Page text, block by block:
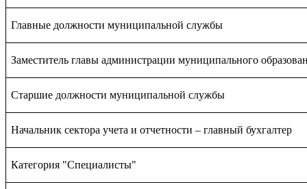
Главные должности муниципальной службы
Заместитель главы администрации муниципального
Старшие должности муниципальной службы
Начальник сектора учета и отчетности – главный бухгалтер
Категория "Специалисты"